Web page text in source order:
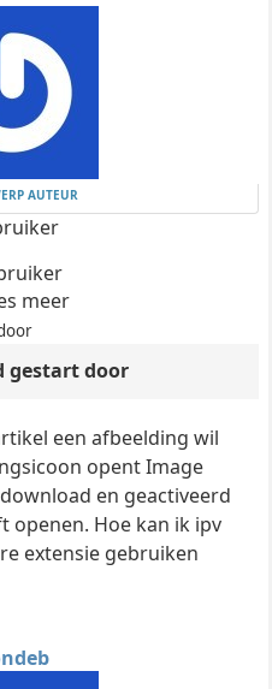
AUTEUR
meer
gestart door
een afbeelding wil
opent Image
en geactiveerd
openen. Hoe kan ik ipv
extensie gebruiken